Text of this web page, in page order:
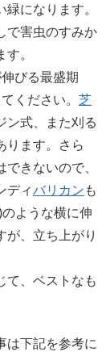
になります。
で害虫のすみか
。
びる最盛期
ください。 芝
ン式、また刈る
ります。さら
きないので、
ディバリカン も
ような横に伸
が、立ち上がり
て、ベストなも
は下記を参考に